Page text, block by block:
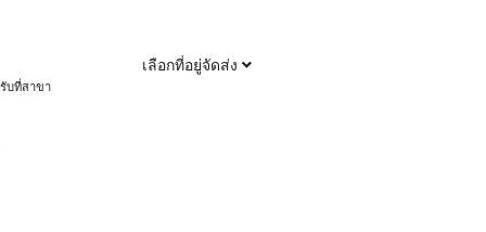
เลือกที่อยู่จัดส่ง
รับที่สาขา